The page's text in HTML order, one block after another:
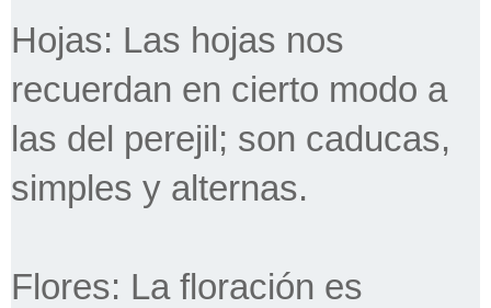
Hojas: Las hojas nos
recuerdan en cierto modo a
las del perejil; son caducas,
simples y alternas.
Flores: La floración es